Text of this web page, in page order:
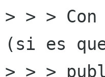
> > >
(si es
> > >